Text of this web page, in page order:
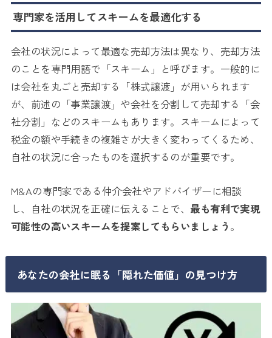
専門家を活用してスキームを最適化する
会社の状況によって最適な売却方法は異なり、売却方法
のことを専門用語で「スキーム」と呼びます。一般的に
は会社を丸ごと売却する「株式譲渡」が用いられます
が、前述の「事業譲渡」や会社を分割して売却する「会
社分割」などのスキームもあります。スキームによって
税金の額や手続きの複雑さが大きく変わってくるため、
自社の状況に合ったものを選択するのが重要です。
M&Aの専門家である仲介会社やアドバイザーに相談
し、自社の状況を正確に伝えることで、 最も有利で実現
可能性の高いスキームを提案してもらいましょう 。
あなたの会社に眠る「隠れた価値」の見つけ方